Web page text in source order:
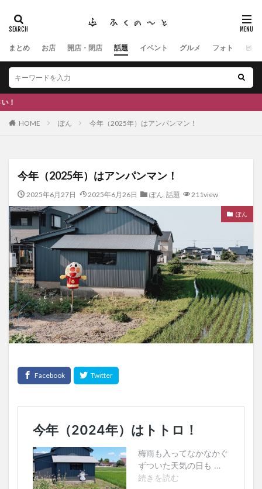
まとめ お店 開店・閉店 話題 イベント グルメ フォト ヒト
HOME ぽん 今年（2025年）はアンパンマン！
今年（2025年）はアンパンマン！
2025年6月27日 2025年6月26日 ぽん, 話題 211view
ぽん
タグ
#ふくの里 南砺 福野 福光
神社
南砺市、蕎麦
ひーちゃん
IOXアローザ #居酒屋